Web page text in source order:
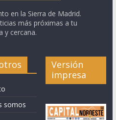
en la Sierra de Madrid.
más próximas a tu
y cercana.
somos
Versión
impresa